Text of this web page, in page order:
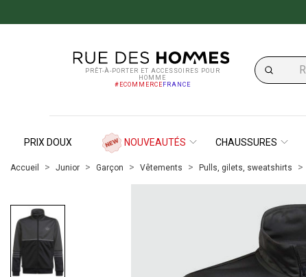
PRÊT-À-PORTER ET ACCESSOIRES POUR
HOMME
#ECOMMERCE FRANCE
PRIX DOUX NOUVEAUTÉS CHAUSSURES
Accueil Junior Garçon Vêtements Pulls, gilets, sweatshirts